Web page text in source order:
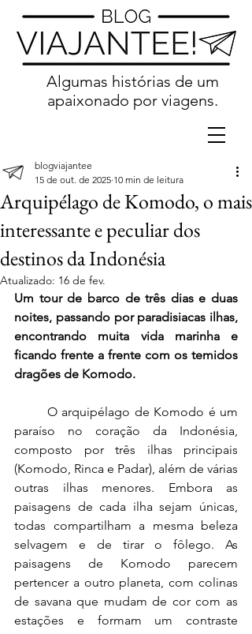
Algumas histórias de um
apaixonado por viagens.
Arquipélago de Komodo, o mais
interessante e peculiar dos
destinos da Indonésia
blogviajantee
15 de out. de 2025 10 min de leitura
Atualizado: 16 de fev.
Um tour de barco de três dias e duas
noites, passando por paradisiacas ilhas,
encontrando muita vida marinha e
ficando frente a frente com os temidos
dragões de Komodo.
paraíso no coração da Indonésia,
composto por três ilhas principais
(Komodo, Rinca e Padar), além de várias
outras ilhas menores. Embora as
paisagens de cada ilha sejam únicas,
todas compartilham a mesma beleza
selvagem e de tirar o fôlego. As
paisagens de Komodo parecem
pertencer a outro planeta, com colinas
de savana que mudam de cor com as
estações e formam um contraste